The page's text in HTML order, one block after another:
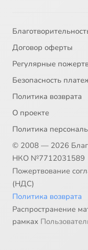
Договор оферты
Регулярные
Безопасность
Политика возврата
О проекте
Политика
© 2008 — 2026
НКО №7712031589
Пожертвование
(НДС)
Политика возврата
Распространение
рамках